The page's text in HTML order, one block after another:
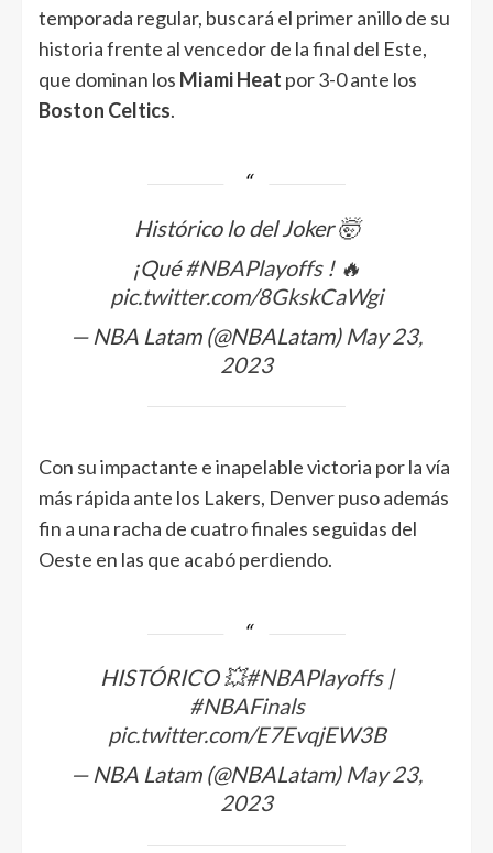
temporada regular, buscará el primer anillo de su
historia frente al vencedor de la final del Este,
que dominan los Miami Heat por 3-0 ante los
Boston Celtics.
Histórico lo del Joker 🤯
¡Qué#NBAPlayoffs! 🔥
pic.twitter.com/8GkskCaWgi
— NBA Latam (@NBALatam) May 23,
2023
Con su impactante e inapelable victoria por la vía
más rápida ante los Lakers, Denver puso además
fin a una racha de cuatro finales seguidas del
Oeste en las que acabó perdiendo.
HISTÓRICO 💥#NBAPlayoffs|
#NBAFinals
pic.twitter.com/E7EvqjEW3B
— NBA Latam (@NBALatam) May 23,
2023